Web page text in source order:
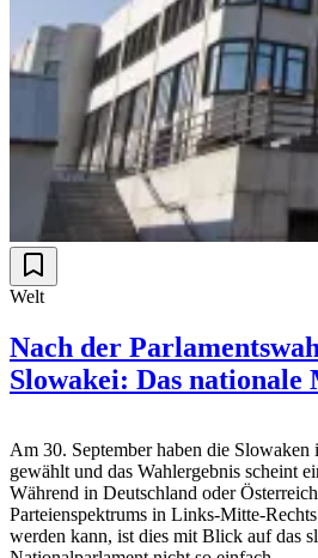
Welt
Nach der
Slowakei: Das nationale
Am 30. September haben die Slowaken
gewählt und das Wahlergebnis scheint
Während in Deutschland oder
Parteienspektrums in Links-Mitte-
werden kann, ist dies mit Blick auf das